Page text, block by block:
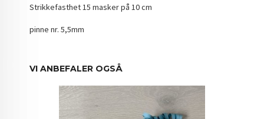
Strikkefasthet 15 masker på 10 cm
pinne nr. 5,5mm
VI ANBEFALER OGSÅ